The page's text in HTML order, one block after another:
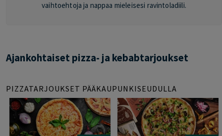
vaihtoehtoja ja nappaa mieleisesi ravintoladiili.
Ajankohtaiset pizza- ja kebabtarjoukset
PIZZATARJOUKSET PÄÄKAUPUNKISEUDULLA